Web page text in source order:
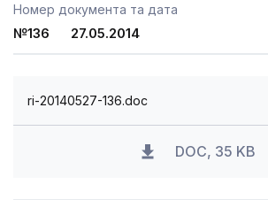
Номер документа та дата
№136 27.05.2014
ri-20140527-136.doc
DOC, 35 KB